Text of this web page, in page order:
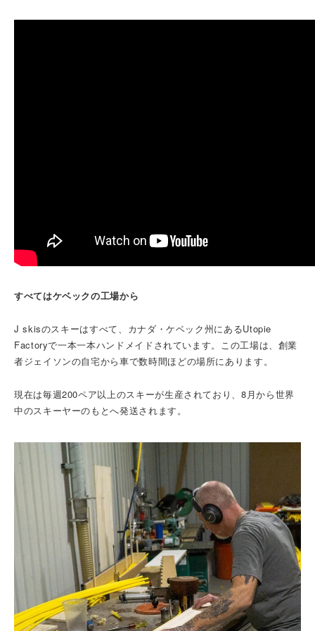
すべてはケベックの工場から
J skisのスキーはすべて、カナダ・ケベック州にあるUtopie
Factoryで一本一本ハンドメイドされています。 この工場は、創業
者ジェイソンの自宅から車で数時間ほどの場所にあります。
現在は毎週200ペア以上のスキーが生産されており、8月から世界
中のスキーヤーのもとへ発送されます。